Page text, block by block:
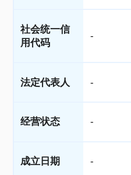
社会统一信
用代码
-
法定代表人 -
经营状态 -
成立日期 -